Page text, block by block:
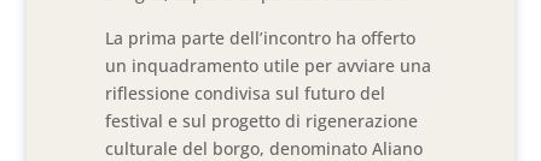
La prima parte dell’incontro ha offerto
un inquadramento utile per avviare una
riflessione condivisa sul futuro del
festival e sul progetto di rigenerazione
culturale del borgo, denominato Aliano